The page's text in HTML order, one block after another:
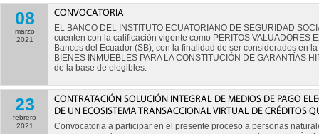
08
marzo
2021
CONVOCATORIA
EL BANCO DEL INSTITUTO ECUATORIANO DE SEGURIDAD
cuenten con la calificación vigente como PERITOS VALUADORES
Bancos del Ecuador (SB), con la finalidad de ser considerados en
BIENES INMUEBLES PARA LA CONSTITUCIÓN DE GARANTÍAS
de la base de elegibles.
23
febrero
2021
CONTRATACIÓN SOLUCIÓN INTEGRAL DE MEDIOS DE PAGO
DE UN ECOSISTEMA TRANSACCIONAL VIRTUAL DE CRÉDITOS
Convocatoria a participar en el presente proceso a personas